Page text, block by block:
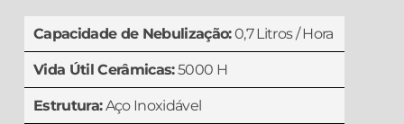
Capacidade de Nebulização:0,7 Litros / Hora
Vida Útil Cerâmicas:5000 H
Estrutura:Aço Inoxidável